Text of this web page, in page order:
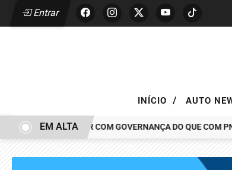
Entrar
INÍCIO / AUTO
TEM MAIS A VER COM GOVERNANÇA DO QUE COM
EM ALTA